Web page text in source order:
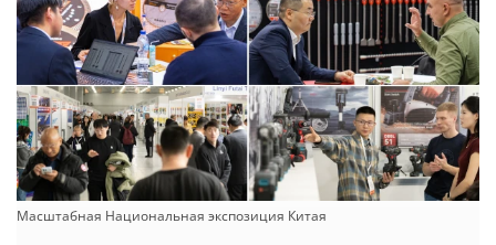
Масштабная Национальная экспозиция Китая